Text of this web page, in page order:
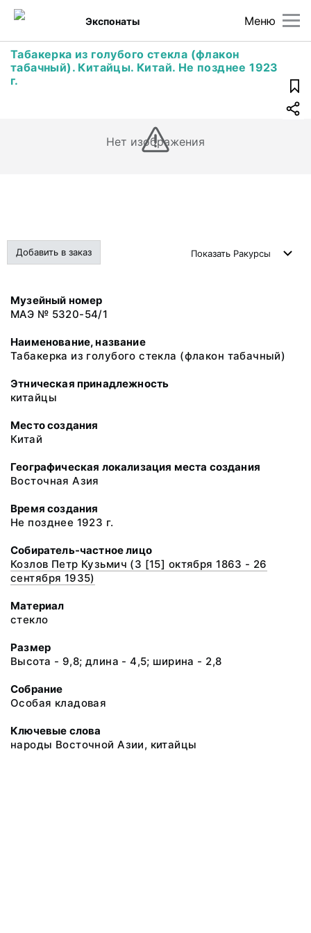
Меню
Экспонаты
Табакерка из голубого стекла (флакон
табачный). Китайцы. Китай. Не позднее 1923
г.
Нет изображения
Добавить в заказ Показать Ракурсы
Музейный номер
МАЭ № 5320-54/1
Наименование, название
Табакерка из голубого стекла (флакон табачный)
Этническая принадлежность
китайцы
Место создания
Китай
Географическая локализация места создания
Восточная Азия
Время создания
Не позднее 1923 г.
Собиратель-частное лицо
Козлов Петр Кузьмич (3 [15] октября 1863 - 26
сентября 1935)
Материал
стекло
Размер
Высота - 9,8; длина - 4,5; ширина - 2,8
Собрание
Особая кладовая
Ключевые слова
народы Восточной Азии, китайцы